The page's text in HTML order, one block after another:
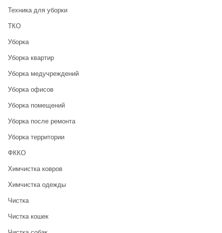
Техника для уборки
ТКО
Уборка
Уборка квартир
Уборка медучреждений
Уборка офисов
Уборка помещений
Уборка после ремонта
Уборка территории
ФККО
Химчистка ковров
Химчистка одежды
Чистка
Чистка кошек